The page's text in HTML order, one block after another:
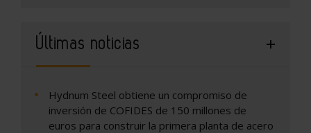
Últimas noticias
Hydnum Steel obtiene un compromiso de
inversión de COFIDES de 150 millones de
euros para construir la primera planta de acero